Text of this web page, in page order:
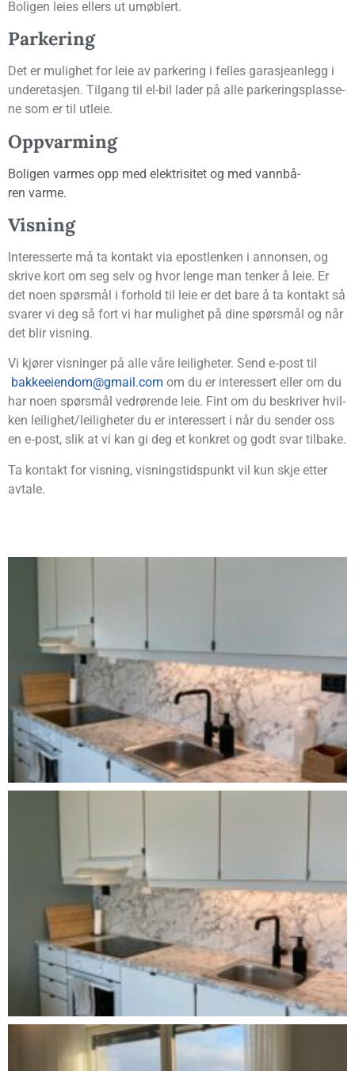
Boli­gen leies ellers ut umøblert.
Par­ke­ring
Det er mulig­het for leie av par­ke­ring i fel­les gara­sje­an­legg i
under­eta­sjen. Til­gang til el-bil lader på alle par­ke­rings­plas­se­
ne som er til utleie.
Opp­var­ming
Boli­gen var­mes opp med elek­tri­si­tet og med vann­bå­
ren varme.
Vis­ning
Inter­es­ser­te må ta kon­takt via epost­len­ken i annon­sen, og
skri­ve kort om seg selv og hvor len­ge man ten­ker å leie. Er
det noen spørs­mål i for­hold til leie er det bare å ta kon­takt så
sva­rer vi deg så fort vi har mulig­het på dine spørs­mål og når
det blir visning.
Vi kjø­rer vis­nin­ger på alle våre lei­lig­he­ter. Send e‑post til
bakkeeiendom@gmail.com om du er inter­es­sert eller om du
har noen spørs­mål ved­rø­ren­de leie. Fint om du beskri­ver hvil­
ken leilighet/leiligheter du er inter­es­sert i når du sen­der oss
en e‑post, slik at vi kan gi deg et kon­kret og godt svar tilbake.
Ta kon­takt for vis­ning, vis­nings­tids­punkt vil kun skje etter
avtale.